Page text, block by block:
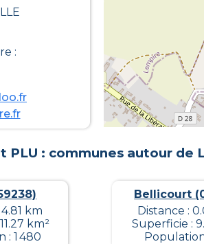
:
PLU : communes autour de
km
km²
: 1 480
Bellicourt
Distance :
Superficie :
Population